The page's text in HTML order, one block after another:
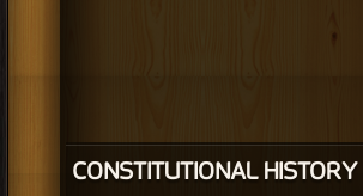
CONSTITUTIONAL